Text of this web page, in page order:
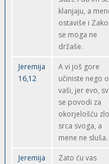
klanjaju, a
ostaviše i
se moga ne
držaše.
Jeremija
16,12
A vi još gore
učiniste nego
vaši, jer evo,
se povodi za
okorjelošću
srca svoga, a
mene ne sluša.
Jeremija
Zato ću vas